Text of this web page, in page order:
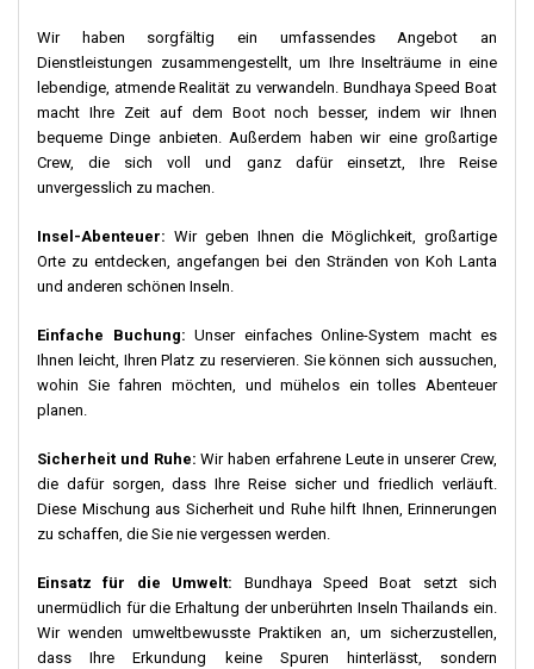
Wir haben sorgfältig ein umfassendes Angebot an
Dienstleistungen zusammengestellt, um Ihre Inselträume in eine
lebendige, atmende Realität zu verwandeln. Bundhaya Speed Boat
macht Ihre Zeit auf dem Boot noch besser, indem wir Ihnen
bequeme Dinge anbieten. Außerdem haben wir eine großartige
Crew, die sich voll und ganz dafür einsetzt, Ihre Reise
unvergesslich zu machen.
Insel-Abenteuer: Wir geben Ihnen die Möglichkeit, großartige
Orte zu entdecken, angefangen bei den Stränden von Koh Lanta
und anderen schönen Inseln.
Einfache Buchung: Unser einfaches Online-System macht es
Ihnen leicht, Ihren Platz zu reservieren. Sie können sich aussuchen,
wohin Sie fahren möchten, und mühelos ein tolles Abenteuer
planen.
Sicherheit und Ruhe: Wir haben erfahrene Leute in unserer Crew,
die dafür sorgen, dass Ihre Reise sicher und friedlich verläuft.
Diese Mischung aus Sicherheit und Ruhe hilft Ihnen, Erinnerungen
zu schaffen, die Sie nie vergessen werden.
Einsatz für die Umwelt: Bundhaya Speed Boat setzt sich
unermüdlich für die Erhaltung der unberührten Inseln Thailands ein.
Wir wenden umweltbewusste Praktiken an, um sicherzustellen,
dass Ihre Erkundung keine Spuren hinterlässt, sondern